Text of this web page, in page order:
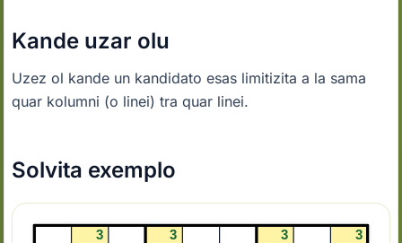
Kande uzar olu
Uzez ol kande un kandidato esas limitizita a la sama
quar kolumni (o linei) tra quar linei.
Solvita exemplo